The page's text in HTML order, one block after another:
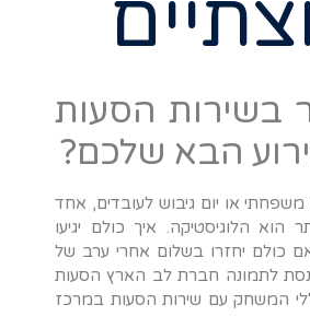
בשירות הסעות
הבא שלכם?
משפחתי או יום גיבוש לעובדים, אחד
הוא הלוגיסטיקה. איך כולם יגיעו
כולם יחזרו בשלום אחרי ערב של
לתמונה חברת לב הארץ הסעות
המשחק עם שירות הסעות במרכז